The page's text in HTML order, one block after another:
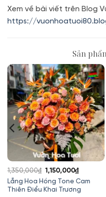
Xem về bài viết trên Blog
https://
Sản
Lẵng Hoa Hồng Tone Cam
Thiên Điểu Khai Trương
1,350,000₫ Giá
gốc
là:
1,150,000₫Giá
hiện
tại